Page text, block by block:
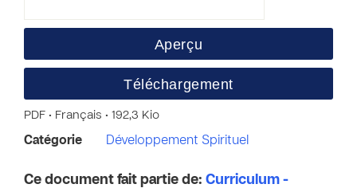
Aperçu
Téléchargement
PDF • Français • 192,3 Kio
Catégorie Développement Spirituel
Ce document fait partie de: Curriculum -